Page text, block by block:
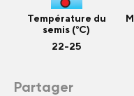
Température du
semis (°C)
22-25
Partager